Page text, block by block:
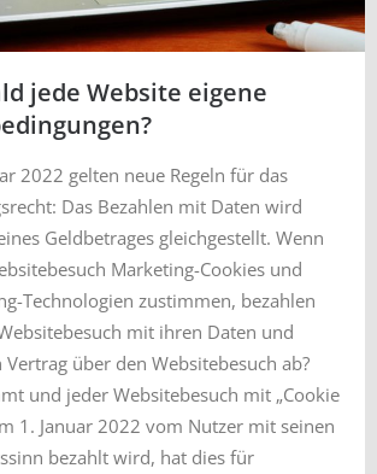
jede Website eigene
2022 gelten neue Regeln für das
Das Bezahlen mit Daten wird
Geldbetrages gleichgestellt. Wenn
Marketing-Cookies und
Technologien zustimmen, bezahlen
mit ihren Daten und
über den Websitebesuch ab?
und jeder Websitebesuch mit „Cookie
1. Januar 2022 vom Nutzer mit seinen
bezahlt wird, hat dies für